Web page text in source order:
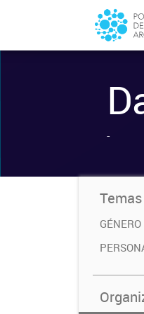
-
Temas